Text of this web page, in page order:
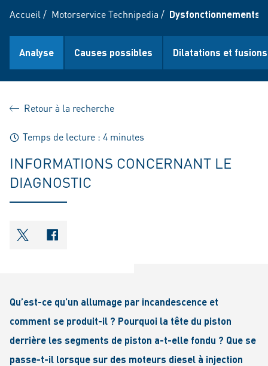
Accueil / Motorservice Technipedia / Dysfonctionnements
Analyse Causes possibles Dilatations et
Retour à la recherche
Temps de lecture : 4 minutes
INFORMATIONS CONCERNANT LE
DIAGNOSTIC
shareOntwitter
shareOnfacebook
Qu’est-ce qu’un allumage par incandescence et
comment se produit-il ? Pourquoi la tête du piston
derrière les segments de piston a-t-elle fondu ? Que se
passe-t-il lorsque sur des moteurs diesel à injection